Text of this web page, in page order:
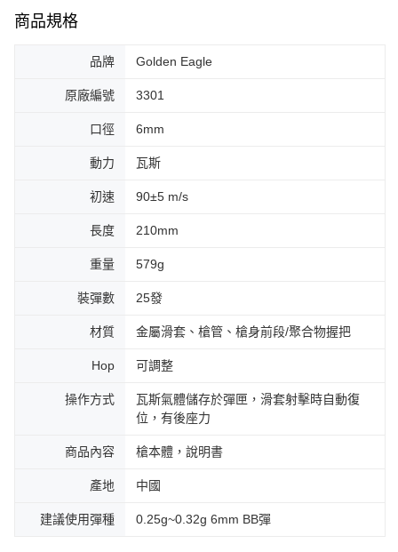
商品規格
品牌 Golden Eagle
原廠編號 3301
口徑 6mm
動力 瓦斯
初速 90±5 m/s
長度 210mm
重量 579g
裝彈數 25發
材質 金屬滑套、槍管、槍身前段/聚合物握把
Hop 可調整
操作方式
瓦斯氣體儲存於彈匣，滑套射擊時自動復
位，有後座力
商品內容 槍本體，說明書
產地 中國
建議使用彈種 0.25g~0.32g 6mm BB彈